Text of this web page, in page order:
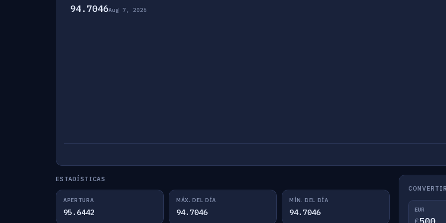
94.7046Aug 7, 2026
ESTADÍSTICAS
APERTURA
95.6442
MÁX. DEL DÍA
94.7046
MÍN. DEL DÍA
94.7046 EUR
€